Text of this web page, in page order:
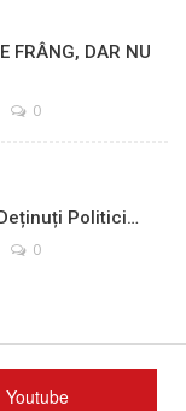
FRÂNG, DAR NU
0
Politici…
0
Youtube